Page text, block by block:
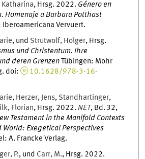
Katharina, Hrsg. 2022. Género en
Homenaje a Barbara Potthast
Iberoamericana Vervuert.
, und Strutwolf, Holger, Hrsg.
und Christentum. Ihre
deren GrenzenTübingen: Mohr
. doi:
10.1628/978-3-16-
, Herzer, Jens, Standhartinger,
, Florian, Hrsg. 2022.NET, Bd. 32,
Testament in the Manifold Contexts
World: Exegetical Perspectives
:A. Francke Verlag.
, P., und Carr, M., Hrsg. 2022.